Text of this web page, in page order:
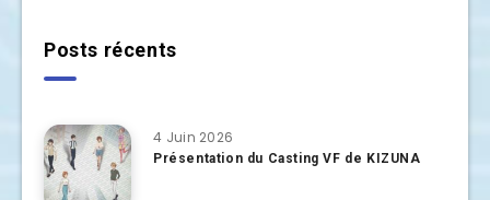
Posts récents
4 Juin 2026
Présentation du Casting VF de KIZUNA